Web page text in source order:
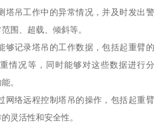
塔吊工作中的异常情况，并及时发出警
围、超载、倾斜等。
够记录塔吊的工作数据，包括起重臂的
情况等，同时能够对这些数据进行分
。
网络远程控制塔吊的操作，包括起重臂
灵活性和安全性。